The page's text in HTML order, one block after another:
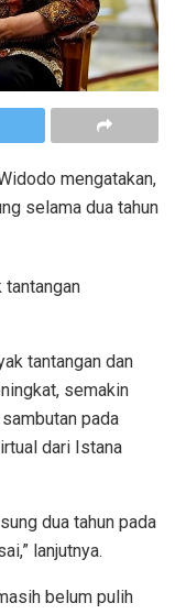
mengatakan,
selama dua tahun
tantangan dan
semakin
pada
dari Istana
dua tahun pada
lanjutnya.
belum pulih